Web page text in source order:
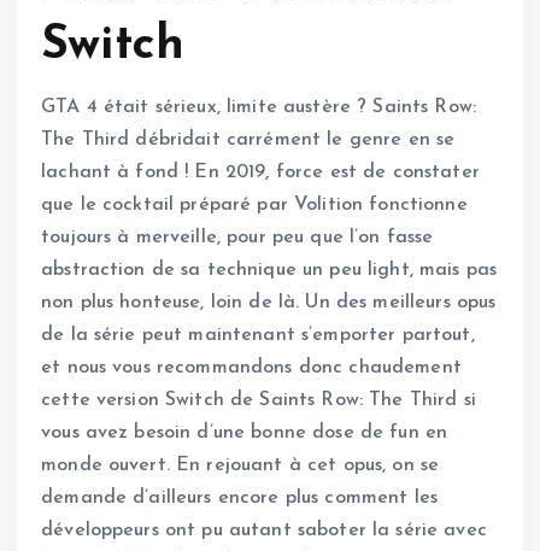
Switch
GTA 4 était sérieux, limite austère ? Saints Row:
The Third débridait carrément le genre en se
lachant à fond ! En 2019, force est de constater
que le cocktail préparé par Volition fonctionne
toujours à merveille, pour peu que l’on fasse
abstraction de sa technique un peu light, mais pas
non plus honteuse, loin de là. Un des meilleurs opus
de la série peut maintenant s’emporter partout,
et nous vous recommandons donc chaudement
cette version Switch de Saints Row: The Third si
vous avez besoin d’une bonne dose de fun en
monde ouvert. En rejouant à cet opus, on se
demande d’ailleurs encore plus comment les
développeurs ont pu autant saboter la série avec